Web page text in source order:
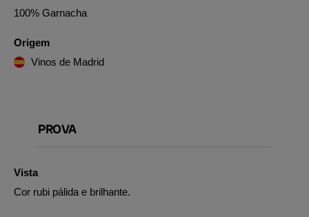
100% Garnacha
Origem
Vinos de Madrid
PROVA
Vista
Cor rubi pálida e brilhante.